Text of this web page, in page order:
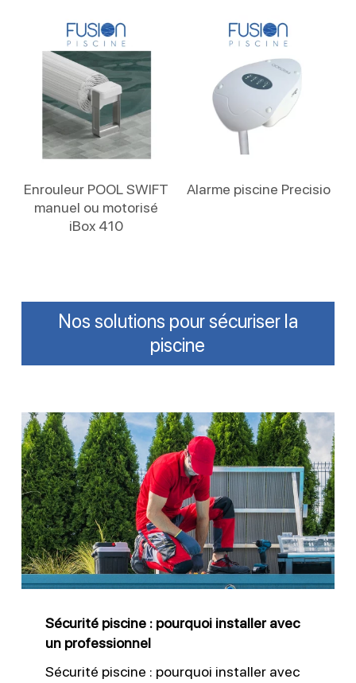
Enrouleur POOL SWIFT
manuel ou motorisé
iBox 410
Alarme piscine Precisio
Nos solutions pour sécuriser la
piscine
Sécurité
piscine
:
pourquoi
installer
avec
un
Sécurité piscine : pourquoi installer avec
un professionnel
Sécurité piscine : pourquoi installer avec